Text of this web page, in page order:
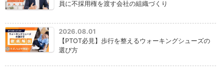
員に不採用権を渡す会社の組織づくり
2026.08.01
【PTOT必見】歩行を整えるウォーキングシューズの
選び方